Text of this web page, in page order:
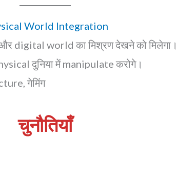
World Integration
digital world का मिश्रण देखने को मिलेगा।
दुनिया में manipulate करोगे।
गेमिंग
चुनौतियाँ